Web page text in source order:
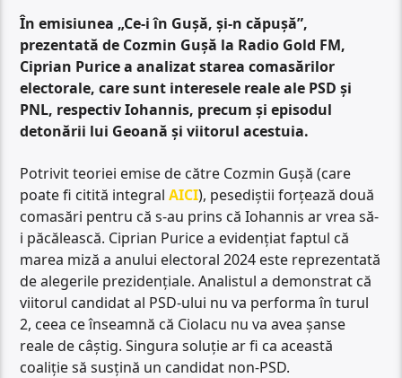
În emisiunea „Ce-i în Gușă, și-n căpușă”,
prezentată de Cozmin Gușă la Radio Gold FM,
Ciprian Purice a analizat starea comasărilor
electorale, care sunt interesele reale ale PSD și
PNL, respectiv Iohannis, precum și episodul
detonării lui Geoană și viitorul acestuia.
Potrivit teoriei emise de către Cozmin Gușă (care
poate fi citită integralAICI), pesediștii forțează două
comasări pentru că s-au prins că Iohannis ar vrea să-
i păcălească. Ciprian Purice a evidențiat faptul că
marea miză a anului electoral 2024 este reprezentată
de alegerile prezidențiale. Analistul a demonstrat că
viitorul candidat al PSD-ului nu va performa în turul
2, ceea ce înseamnă că Ciolacu nu va avea șanse
reale de câștig. Singura soluție ar fi ca această
coaliție să susțină un candidat non-PSD.